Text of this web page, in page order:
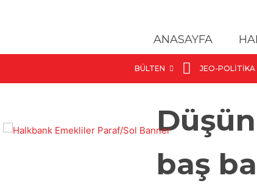
ANASAYFA
BÜLTEN JEO-POLITIKA
baş